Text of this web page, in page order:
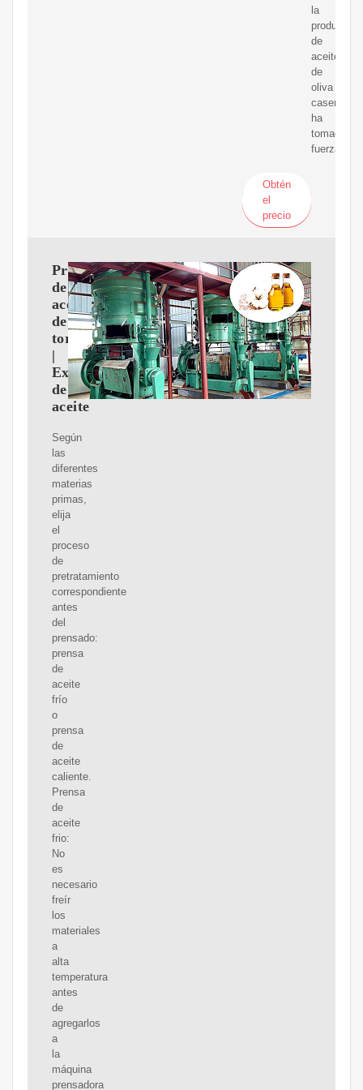
la
producción
de
aceite
de
oliva
casero
ha
tomado
fuerza.
Obtén
el
precio
Prensa
de
aceite
de
tornillo
|
Expulsor
de
aceite
Según
las
diferentes
materias
primas,
elija
el
proceso
de
pretratamiento
correspondiente
antes
del
prensado:
prensa
de
aceite
frío
o
prensa
de
aceite
caliente.
Prensa
de
aceite
frio:
No
es
necesario
freír
los
materiales
a
alta
temperatura
antes
de
agregarlos
a
la
máquina
prensadora